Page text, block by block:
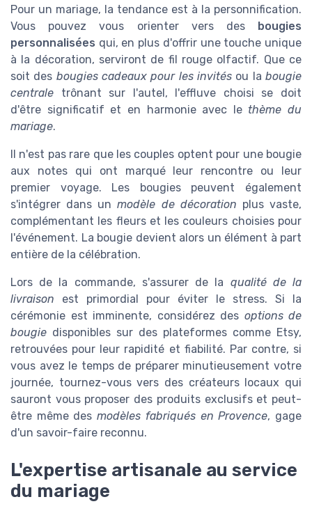
Pour un mariage, la tendance est à la personnification.
Vous pouvez vous orienter vers des bougies
personnalisées qui, en plus d'offrir une touche unique
à la décoration, serviront de fil rouge olfactif. Que ce
soit des bougies cadeaux pour les invités ou labougie
centrale trônant sur l'autel, l'effluve choisi se doit
d'être significatif et en harmonie avec le thème du
mariage.
Il n'est pas rare que les couples optent pour une bougie
aux notes qui ont marqué leur rencontre ou leur
premier voyage. Les bougies peuvent également
s'intégrer dans unmodèle de décoration plus vaste,
complémentant les fleurs et les couleurs choisies pour
l'événement. La bougie devient alors un élément à part
entière de la célébration.
Lors de la commande, s'assurer de la qualité de la
livraison est primordial pour éviter le stress. Si la
cérémonie est imminente, considérez des options de
bougie disponibles sur des plateformes comme Etsy,
retrouvées pour leur rapidité et fiabilité. Par contre, si
vous avez le temps de préparer minutieusement votre
journée, tournez-vous vers des créateurs locaux qui
sauront vous proposer des produits exclusifs et peut-
être même desmodèles fabriqués en Provence, gage
d'un savoir-faire reconnu.
L'expertise artisanale au service
du mariage